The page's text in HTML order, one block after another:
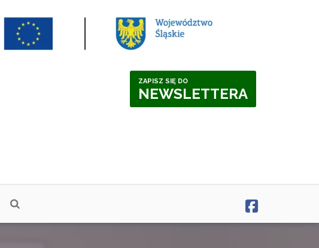
ZAPISZ SIĘ DO
NEWSLETTERA